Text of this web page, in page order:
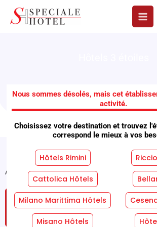
Nous sommes désolés, mais cet
activité.
Choisissez votre destination et trouvez
correspond le mieux à vos
Hôtels Rimini
Cattolica Hôtels
Milano Marittima Hôtels
Misano Hôtels
Crisvan
Accueil "Installations"Crisvan Hôtels
DEMANDEZ UN DEVIS
ENGAGEMENT !